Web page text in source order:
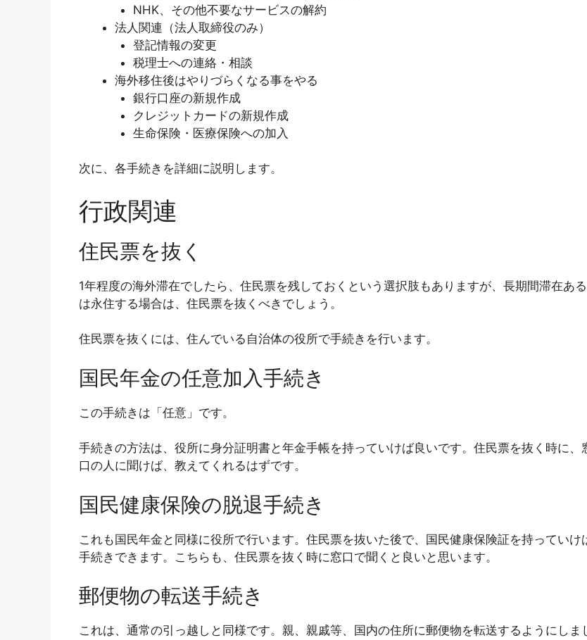
NHK、その他不要なサービスの解約
法人関連（法人取締役のみ）
登記情報の変更
税理士への連絡・相談
海外移住後はやりづらくなる事をやる
銀行口座の新規作成
クレジットカードの新規作成
生命保険・医療保険への加入
次に、各手続きを詳細に説明します。
行政関連
住民票を抜く
1年程度の海外滞在でしたら、住民票を残しておくという選択肢もありますが、長期間滞在あ
は永住する場合は、住民票を抜くべきでしょう。
住民票を抜くには、住んでいる自治体の役所で手続きを行います。
国民年金の任意加入手続き
この手続きは「任意」です。
手続きの方法は、役所に身分証明書と年金手帳を持っていけば良いです。住民票を抜く時に、
口の人に聞けば、教えてくれるはずです。
国民健康保険の脱退手続き
これも国民年金と同様に役所で行います。住民票を抜いた後で、国民健康保険証を持っていけ
手続きできます。こちらも、住民票を抜く時に窓口で聞くと良いと思います。
郵便物の転送手続き
これは、通常の引っ越しと同様です。親、親戚等、国内の住所に郵便物を転送するようにしま